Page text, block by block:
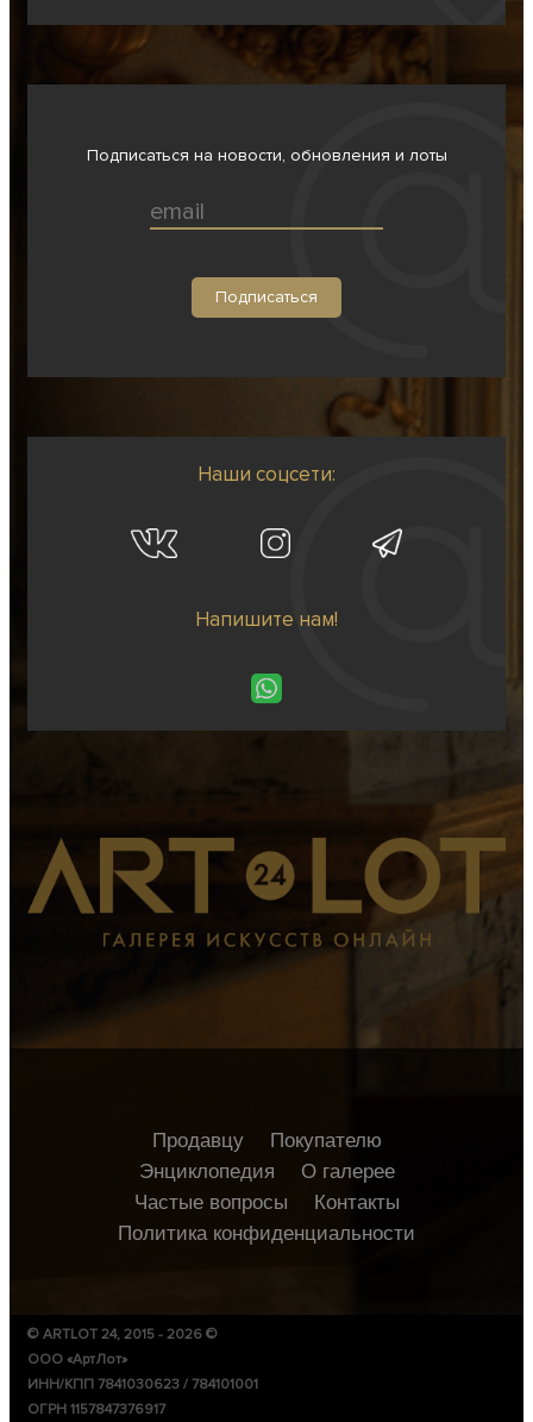
Подписаться на новости, обновления и лоты
Наши соцсети:
Напишите нам!
Продавцу
Покупателю
Энциклопедия
О галерее
Частые вопросы
Контакты
Политика конфиденциальности
© ARTLOT 24, 2015 - 2026 ©
ООО «АртЛот»
ИНН/КПП 7841030623 / 784101001
ОГРН 1157847376917